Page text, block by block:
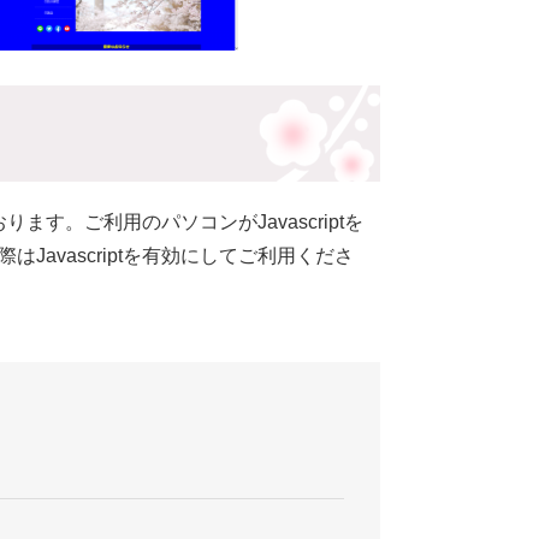
ます。ご利用のパソコンがJavascriptを
はJavascriptを有効にしてご利用くださ